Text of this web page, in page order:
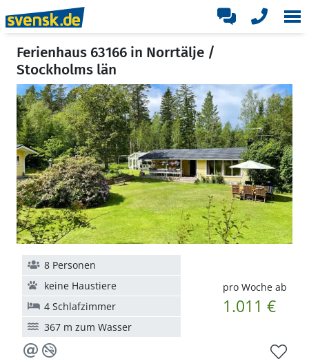
Ferienhaus 63166 in Norrtälje /
Stockholms län
pro Woche ab
1.011 €
8 Personen
keine Haustiere
4 Schlafzimmer
367 m zum Wasser